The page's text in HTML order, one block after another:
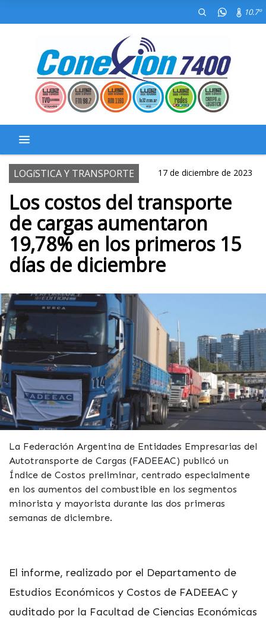
10.7º
LOGíSTICA Y TRANSPORTE 17 de diciembre de 2023
Los costos del transporte
de cargas aumentaron
19,78% en los primeros 15
días de diciembre
La Federación Argentina de Entidades Empresarias del
Autotransporte de Cargas (FADEEAC) publicó un
Índice de Costos preliminar, centrado especialmente
en los aumentos del combustible en los segmentos
minorista y mayorista durante las dos primeras
semanas de diciembre.
El informe, realizado por el Departamento de
Estudios Económicos y Costos de FADEEAC y
auditado por la Facultad de Ciencias Económicas